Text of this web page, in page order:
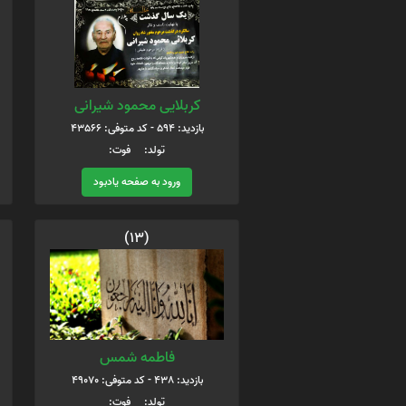
کربلایی محمود شیرانی
بازدید: 594 - کد متوفی: 43566
تولد: فوت:
ورود به صفحه یادبود
(13)
فاطمه شمس
بازدید: 438 - کد متوفی: 49070
تولد: فوت: